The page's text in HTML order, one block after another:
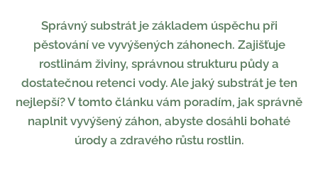
Správný substrát je základem úspěchu při
pěstování ve vyvýšených záhonech. Zajišťuje
rostlinám živiny, správnou strukturu půdy a
dostatečnou retenci vody. Ale jaký substrát je ten
nejlepší? V tomto článku vám poradím, jak správně
naplnit vyvýšený záhon, abyste dosáhli bohaté
úrody a zdravého růstu rostlin.